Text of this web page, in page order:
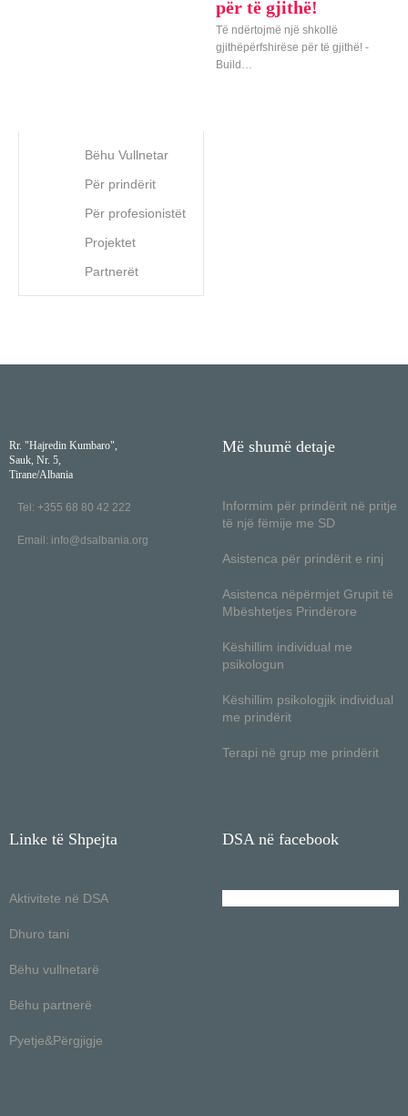
për të gjithë!
Të ndërtojmë një shkollë
gjithëpërfshirëse për të gjithë! -
Build…
Bëhu Vullnetar
Për prindërit
Për profesionistët
Projektet
Partnerët
Rr. "Hajredin Kumbaro",
Sauk, Nr. 5,
Tirane/Albania
Tel: +355 68 80 42 222
Email: info@dsalbania.org
Më shumë detaje
Informim për prindërit në pritje
të një fëmije me SD
Asistenca për prindërit e rinj
Asistenca nëpërmjet Grupit të
Mbështetjes Prindërore
Këshillim individual me
psikologun
Këshillim psikologjik individual
me prindërit
Terapi në grup me prindërit
Linke të Shpejta
Aktivitete në DSA
Dhuro tani
Bëhu vullnetarë
Bëhu partnerë
Pyetje&Përgjigje
DSA në facebook